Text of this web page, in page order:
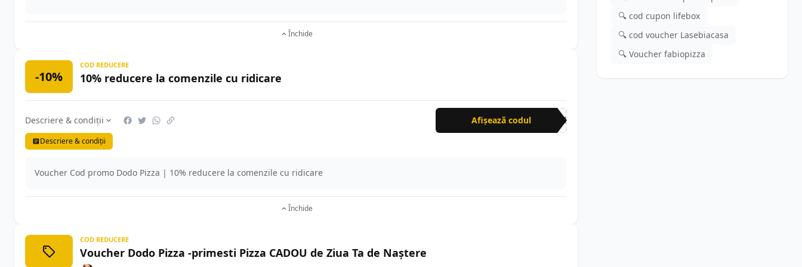
Închide
-10%
COD REDUCERE
10% reducere la comenzile cu ridicare
Descriere & condiții Afișează codul TAK
Descriere & condiții
Voucher Cod promo Dodo Pizza | 10% reducere la comenzile cu ridicare
Închide
COD REDUCERE
Voucher Dodo Pizza -primesti Pizza CADOU de Ziua Ta de Naștere
🔍 cod cupon lifebox
🔍 cod voucher Lasebiacasa
🔍 Voucher fabiopizza